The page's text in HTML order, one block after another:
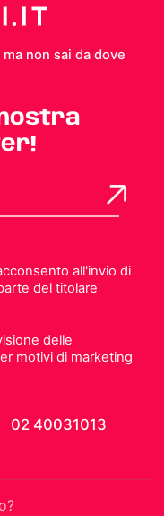
non sai da dove
all'invio di
del titolare
delle
motivi di marketing
02 40031013